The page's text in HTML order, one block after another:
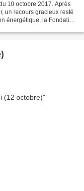
10 octobre 2017. Après
un recours gracieux resté
énergétique, la Fondation